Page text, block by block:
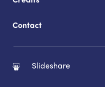
Contact
Slideshare